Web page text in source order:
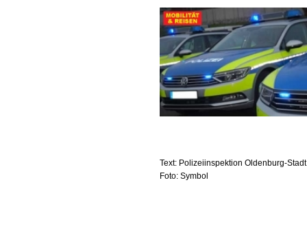
Text: Polizeiinspektion Oldenburg-
Foto: Symbol